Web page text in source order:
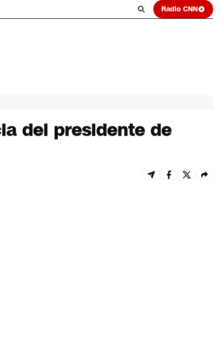
Radio CNN
del presidente de